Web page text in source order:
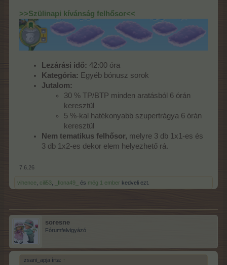
>>Szülinapi kívánság felhősor<<
Lezárási idő: 42:00 óra
Kategória: Egyéb bónusz sorok
Jutalom:
30 % TP/BTP minden aratásból 6 órán
keresztül
5 %-kal hatékonyabb szupertrágya 6 órán
keresztül
Nem tematikus felhősor, melyre 3 db 1x1-es és
3 db 1x2-es dekor elem helyezhető rá.
7.6.26
vihence cili53 _Ilona49_ és még 1 ember kedveli ezt.
soresne
Fórumfelvigyázó
zsani_apja írta: ↑